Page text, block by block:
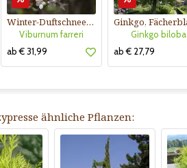
Winter-Duftschneeball
Viburnum farreri
ab € 31,99
Ginkgo biloba
ab € 27,79
ähnliche Pflanzen: